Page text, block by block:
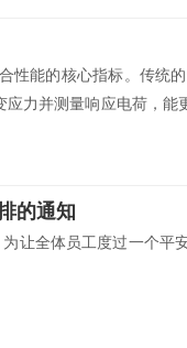
性能的核心指标。传
应力并测量响应电荷，
的通知​
让全体员工度过一个